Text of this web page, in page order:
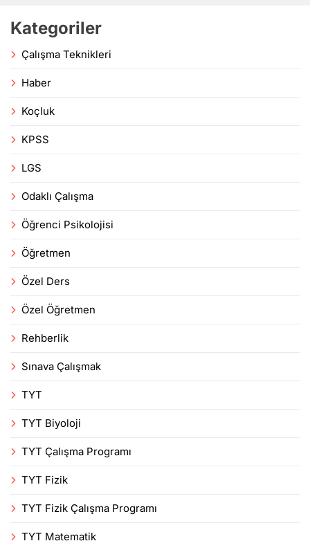
Kategoriler
Çalışma Teknikleri
Haber
Koçluk
KPSS
LGS
Odaklı Çalışma
Öğrenci Psikolojisi
Öğretmen
Özel Ders
Özel Öğretmen
Rehberlik
Sınava Çalışmak
TYT
TYT Biyoloji
TYT Çalışma Programı
TYT Fizik
TYT Fizik Çalışma Programı
TYT Matematik